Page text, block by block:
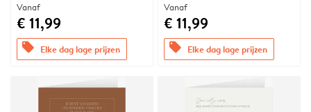
Vanaf
€ 11,99
offers Elke dag lage prijzen
Vanaf
€ 11,99
offers Elke dag lage prijzen